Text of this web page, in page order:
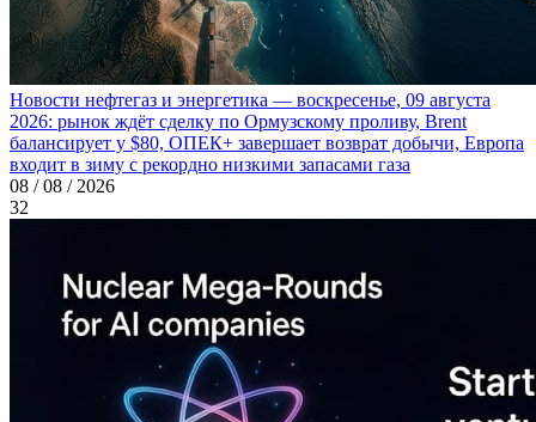
Новости нефтегаз и энергетика — воскресенье, 09 августа
2026: рынок ждёт сделку по Ормузскому проливу, Brent
балансирует у $80, ОПЕК+ завершает возврат добычи, Европа
входит в зиму с рекордно низкими запасами газа
08 / 08 / 2026
32